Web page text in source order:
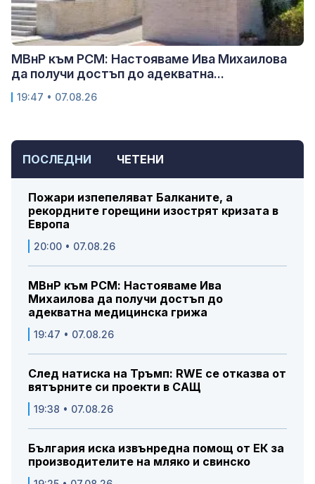
ПОСЛЕДНИ ЧЕТЕНИ
Пожари изпепеляват Балканите, а
рекордните горещини изострят кризата в
Европа
20:00 • 07.08.26
МВнР към РСМ: Настояваме Ива
Михаилова да получи достъп до
адекватна медицинска грижа
19:47 • 07.08.26
След натиска на Тръмп: RWE се отказва от
вятърните си проекти в САЩ
19:38 • 07.08.26
България иска извънредна помощ от ЕК за
производителите на мляко и свинско
МВнР към РСМ: Настояваме Ива Михаилова
да получи достъп до адекватна...
19:47 • 07.08.26